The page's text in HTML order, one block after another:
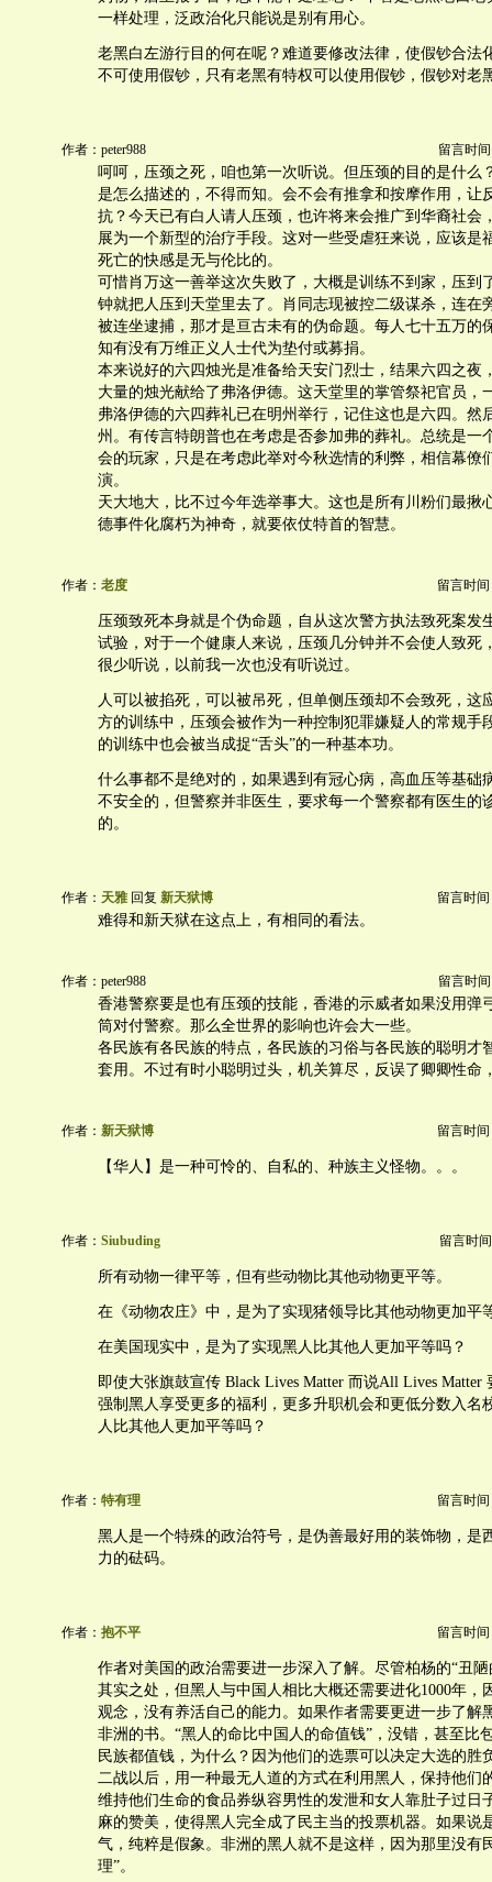
一样处理，泛政治化只能说是别有用心。
老黑白左游行目的何在呢？难道要修改法律，使假钞合法
不可使用假钞，只有老黑有特权可以使用假钞，假钞对老
作者：peter988 留言时间
呵呵，压颈之死，咱也第一次听说。但压颈的目的是什么
是怎么描述的，不得而知。会不会有推拿和按摩作用，让
抗？今天已有白人请人压颈，也许将来会推广到华裔社会
展为一个新型的治疗手段。这对一些受虐狂来说，应该是
死亡的快感是无与伦比的。
可惜肖万这一善举这次失败了，大概是训练不到家，压到
钟就把人压到天堂里去了。肖同志现被控二级谋杀，连在
被连坐逮捕，那才是亘古未有的伪命题。每人七十五万的
知有没有万维正义人士代为垫付或募捐。
本来说好的六四烛光是准备给天安门烈士，结果六四之夜
大量的烛光献给了弗洛伊德。这天堂里的掌管祭祀官员，
弗洛伊德的六四葬礼已在明州举行，记住这也是六四。然
州。有传言特朗普也在考虑是否参加弗的葬礼。总统是一
会的玩家，只是在考虑此举对今秋选情的利弊，相信幕僚
演。
天大地大，比不过今年选举事大。这也是所有川粉们最揪
德事件化腐朽为神奇，就要依仗特首的智慧。
作者： 老度 留言时间
压颈致死本身就是个伪命题，自从这次警方执法致死案发
试验，对于一个健康人来说，压颈几分钟并不会使人致死
很少听说，以前我一次也没有听说过。
人可以被掐死，可以被吊死，但单侧压颈却不会致死，这
方的训练中，压颈会被作为一种控制犯罪嫌疑人的常规手
的训练中也会被当成捉“舌头”的一种基本功。
什么事都不是绝对的，如果遇到有冠心病，高血压等基础
不安全的，但警察并非医生，要求每一个警察都有医生的
的。
作者： 天雅 回复 新天狱博 留言时间
难得和新天狱在这点上，有相同的看法。
作者：peter988 留言时间
香港警察要是也有压颈的技能，香港的示威者如果没用弹
筒对付警察。那么全世界的影响也许会大一些。
各民族有各民族的特点，各民族的习俗与各民族的聪明才
套用。不过有时小聪明过头，机关算尽，反误了卿卿性命
作者： 新天狱博 留言时间
【华人】是一种可怜的、自私的、种族主义怪物。。。
作者： Siubuding 留言时
所有动物一律平等，但有些动物比其他动物更平等。
在《动物农庄》中，是为了实现猪领导比其他动物更加平
在美国现实中，是为了实现黑人比其他人更加平等吗？
即使大张旗鼓宣传 Black Lives Matter 而说All Lives Matter
强制黑人享受更多的福利，更多升职机会和更低分数入名
人比其他人更加平等吗？
作者： 特有理 留言时间
黑人是一个特殊的政治符号，是伪善最好用的装饰物，是
力的砝码。
作者： 抱不平 留言时间
作者对美国的政治需要进一步深入了解。尽管柏杨的“丑
其实之处，但黑人与中国人相比大概还需要进化1000年，
观念，没有养活自己的能力。如果作者需要更进一步了解
非洲的书。“黑人的命比中国人的命值钱”，没错，甚至比
民族都值钱，为什么？因为他们的选票可以决定大选的胜
二战以后，用一种最无人道的方式在利用黑人，保持他们
维持他们生命的食品券纵容男性的发泄和女人靠肚子过日
麻的赞美，使得黑人完全成了民主当的投票机器。如果说
气，纯粹是假象。非洲的黑人就不是这样，因为那里没有
理”。